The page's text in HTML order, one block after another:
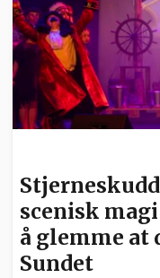
scenisk
å glemme at
Sundet